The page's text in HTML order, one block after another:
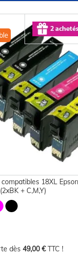
18XL
+ C,M,Y)
dès 49,00 €TTC !